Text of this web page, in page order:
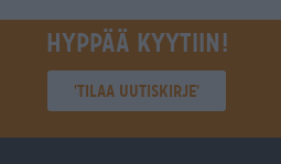
Hyppää kyytiin!
'Tilaa uutiskirje'